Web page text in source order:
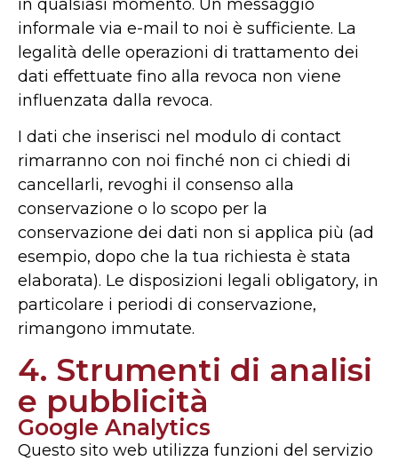
in qualsiasi momento. Un messaggio
informale via e-mail to noi è sufficiente. La
legalità delle operazioni di trattamento dei
dati effettuate fino alla revoca non viene
influenzata dalla revoca.
I dati che inserisci nel modulo di contact
rimarranno con noi finché non ci chiedi di
cancellarli, revoghi il consenso alla
conservazione o lo scopo per la
conservazione dei dati non si applica più (ad
esempio, dopo che la tua richiesta è stata
elaborata). Le disposizioni legali obligatory, in
particolare i periodi di conservazione,
rimangono immutate.
4. Strumenti di analisi
e pubblicità
Google Analytics
Questo sito web utilizza funzioni del servizio